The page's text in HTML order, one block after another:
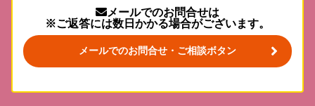
メールでのお問合せは
※ご返答には数日かかる場合がございます。
メールでのお問合せ・ご相談ボタン